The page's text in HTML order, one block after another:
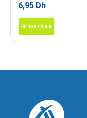
6,95 Dh
DETAILS